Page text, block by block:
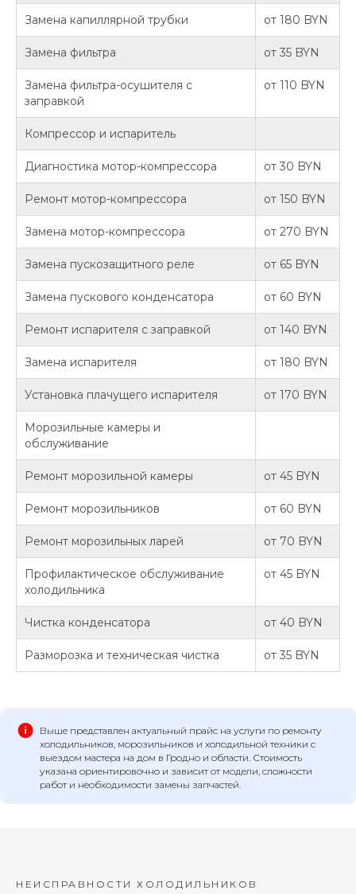
Замена капиллярной трубки от 180 BYN
Замена фильтра от 35 BYN
Замена фильтра-осушителя с
заправкой
от 110 BYN
Компрессор и испаритель
Диагностика мотор-компрессора от 30 BYN
Ремонт мотор-компрессора от 150 BYN
Замена мотор-компрессора от 270 BYN
Замена пускозащитного реле от 65 BYN
Замена пускового конденсатора от 60 BYN
Ремонт испарителя с заправкой от 140 BYN
Замена испарителя от 180 BYN
Установка плачущего испарителя от 170 BYN
Морозильные камеры и
обслуживание
Ремонт морозильной камеры от 45 BYN
Ремонт морозильников от 60 BYN
Ремонт морозильных ларей от 70 BYN
Профилактическое обслуживание
холодильника
от 45 BYN
Чистка конденсатора от 40 BYN
Разморозка и техническая чистка от 35 BYN
Выше представлен актуальный прайс на услуги по ремонту
холодильников, морозильников и холодильной техники с
выездом мастера на дом в Гродно и области. Стоимость
указана ориентировочно и зависит от модели, сложности
работ и необходимости замены запчастей.
НЕИСПРАВНОСТИ ХОЛОДИЛЬНИКОВ